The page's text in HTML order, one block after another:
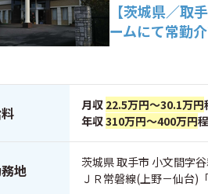
【茨城県／取
ームにて常勤
月収 22.5万円～30.1万円
年収310万円～400万円
地
茨城県 取手市 小文間字
ＪＲ常磐線(上野－仙台)